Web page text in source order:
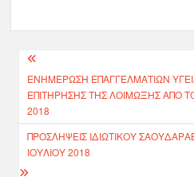
ΕΝΗΜΈΡΩΣΗ ΕΠΑΓΓΕΛΜΑΤΙΏΝ
ΕΠΙΤΉΡΗΣΗΣ ΤΗΣ ΛΟΊΜΩΞΗΣ ΑΠΌ
2018
ΠΡΟΣΛΉΨΕΙΣ ΙΔΙΩΤΙΚΟΎ
ΙΟΥΛΊΟΥ 2018